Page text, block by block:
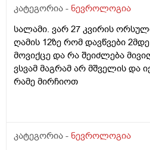
მარტივად!!! არმინდა ზოგადი
კატეგორია - ნევროლოგია
სალამი. ვარ 27 კვირის
ღამის 12ზე რომ დავწვები
მოვიქცე და რა შეიძლება
ვსვამ მაგრამ არ მშველის და
რამე მირჩიოთ
კატეგორია - ნევროლოგია